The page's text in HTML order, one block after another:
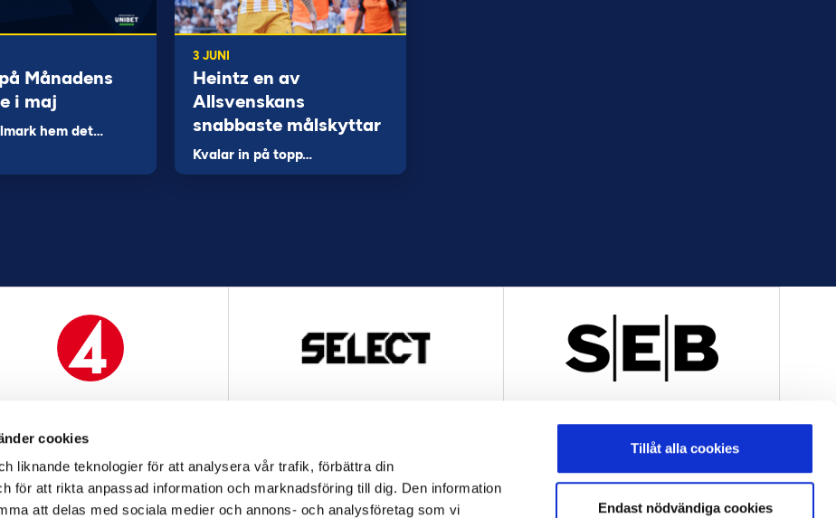
cookies
liknande teknologier för att analysera vår trafik, förbättra din
för att rikta anpassad information och marknadsföring till dig. Den information
att delas med sociala medier och annons- och analysföretag som vi
Tillåt alla cookies
Endast nödvändiga cookies
Månadens
i maj
hem det…
3 JUNI
Heintz en av
Allsvenskans
snabbaste målskyttar
Kvalar in på topp…